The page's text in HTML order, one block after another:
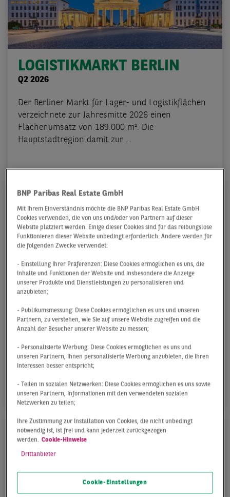
LOGISTIKMARKT BERLIN
Q2 2026
Der Berliner Markt für Lager- und Logistikflächen
verzeichnete zur Jahresmitte 2026 einen
Flächenumsatz von 189.000 m². Die
Hauptstadtregion damit zur ...
Q1 2026
startet mit einem Flächenumsatz in Höhe von
107.000 m² in das Jahr 2026. Damit übertrifft er
BNP Paribas Real Estate GmbH
Mit Ihrem Einverständnis möchte die BNP Paribas Real Estate GmbH
Cookies verwenden, die von uns und/oder von Partnern auf dieser
Website platziert werden. Einige dieser Cookies sind für das reibungslose
Funktionieren dieser Website unbedingt erforderlich. Andere werden für
die folgenden Zwecke verwendet:
- Einstellung Ihrer Präferenzen: Diese Cookies ermöglichen es uns, die
Inhalte und Funktionen der Website und insbesondere die Anzeige
unserer Produkte und Dienstleistungen zu personalisieren und
anzubieten;
- Publikumsmessung: Diese Cookies ermöglichen es uns und unseren
Partnern, zu verstehen, wie Sie auf unsere Website zugreifen und die
Anzahl der Besucher unserer Website zu messen;
- Personalisierte Werbung: Diese Cookies ermöglichen es uns und
unseren Partnern, Ihnen personalisierte Werbung anzubieten, die Ihren
Interessen besser entspricht;
- Teilen in sozialen Netzwerken: Diese Cookies ermöglichen es uns sowie
unseren Partnern, Informationen mit den verwendeten sozialen
Netzwerken zu teilen;
Ihre Zustimmung zur Installation von Cookies, die nicht unbedingt
notwendig ist, ist frei und kann jederzeit zurückgezogen
werden. Cookie-Hinweise
Drittanbieter
Cookie-Einstellungen